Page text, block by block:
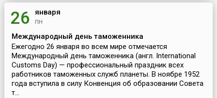
26 января
пн
Международный день таможенника
Ежегодно 26 января во всем мире отмечается
Международный день таможенника (англ. International
Customs Day) — профессиональный праздник всех
работников таможенных служб планеты. В ноябре 1952
года вступила в силу Конвенция об образовании Совета
т...